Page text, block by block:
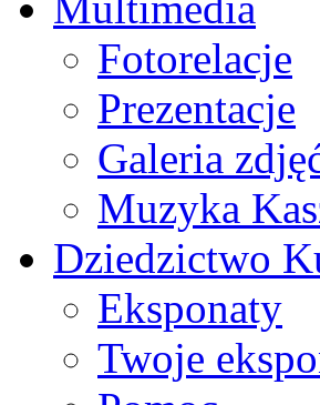
Fotorelacje
Prezentacje
Galeria
Muzyka
Dziedzictwo
Eksponaty
Twoje